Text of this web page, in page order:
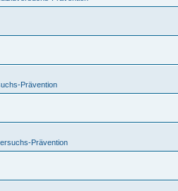
Prävention
Prävention